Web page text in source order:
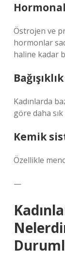
Östrojen ve
hormonlar
haline kadar
Kadınlarda
göre daha
Kemik
Özellikle
—